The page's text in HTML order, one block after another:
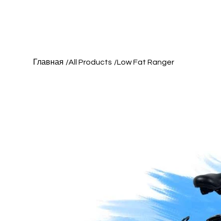
Главная /All Products /Low Fat Ranger